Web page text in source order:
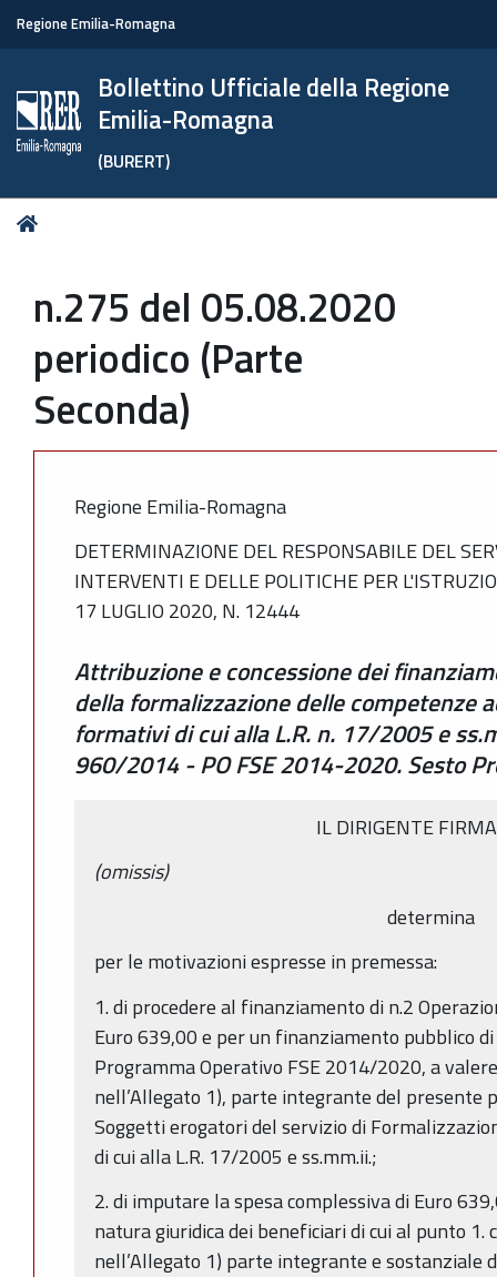
Regione Emilia-Romagna
Bollettino Ufficiale della Regione
Emilia-Romagna
(BURERT)
Tu
n.275 del 05.08.2020
periodico (Parte
Seconda)
Regione Emilia-Romagna
DETERMINAZIONE DEL RESPONSABILE DEL
INTERVENTI E DELLE POLITICHE PER
17 LUGLIO 2020, N. 12444
Attribuzione e concessione dei
della formalizzazione delle competenze
formativi di cui alla L.R. n. 17/2005 e
960/2014 - PO FSE 2014-2020. Sesto
IL DIRIGENTE
(omissis)
determina
per le motivazioni espresse in premessa:
1. di procedere al finanziamento di n.2
Euro 639,00 e per un finanziamento pubblico
Programma Operativo FSE 2014/2020, a
nell’Allegato 1), parte integrante del presente
Soggetti erogatori del servizio di
di cui alla L.R. 17/2005 e ss.mm.ii.;
2. di imputare la spesa complessiva di Euro
natura giuridica dei beneficiari di cui al punto 1.
nell’Allegato 1) parte integrante e sostanziale